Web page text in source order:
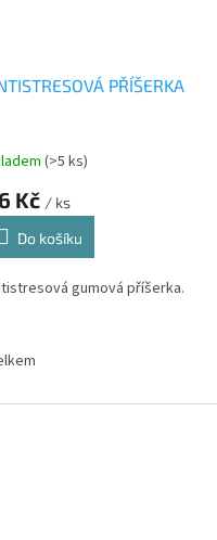
PŘÍŠERKA
(>5 ks)
Kč / ks
Do košíku
gumová příšerka.